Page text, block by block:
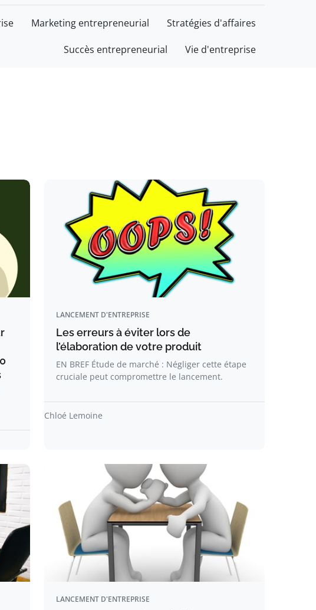
Marketing entrepreneurial Stratégies d'affaires
Succès entrepreneurial Vie d'entreprise
LANCEMENT D'ENTREPRISE
Les erreurs à éviter lors de
l’élaboration de votre produit
EN BREF Étude de marché : Négliger cette étape
cruciale peut compromettre le lancement.
Chloé Lemoine
LANCEMENT D'ENTREPRISE